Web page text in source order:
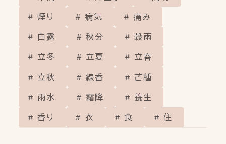
煙り 病気 痛み
白露 秋分 穀雨
立冬 立夏 立春
立秋 線香 芒種
雨水 霜降 養生
香り 衣 食 住